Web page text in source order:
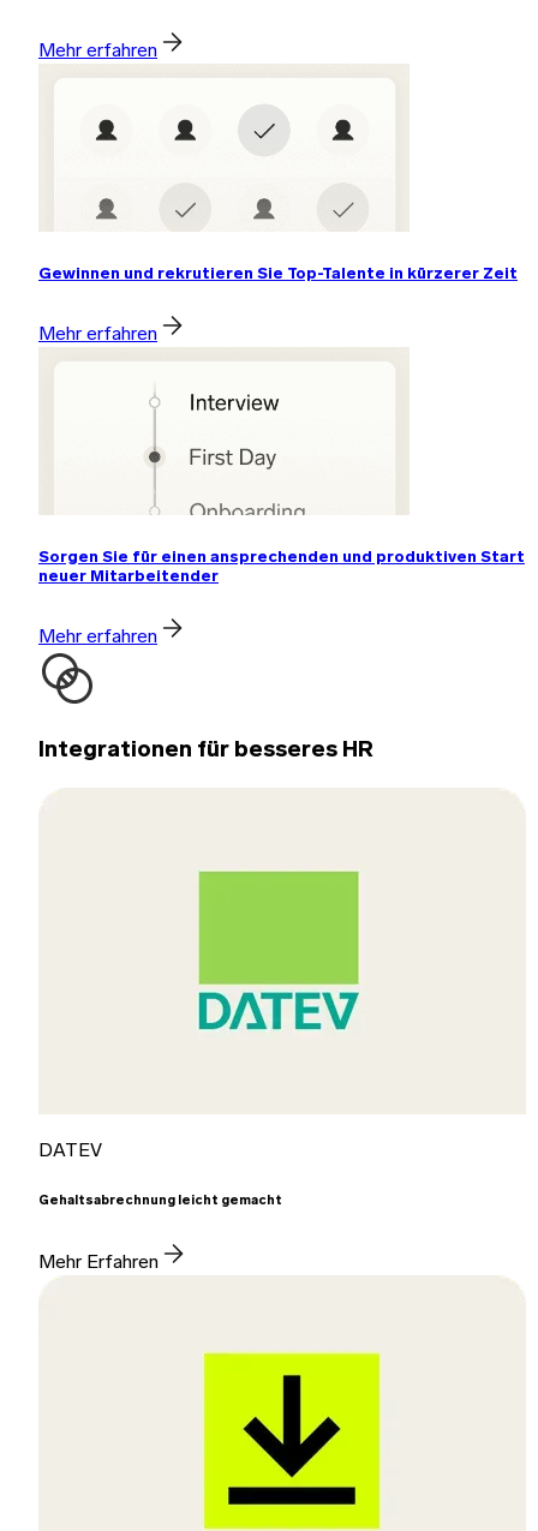
Mehr erfahren
Gewinnen und rekrutieren Sie Top-Talente in kürzerer Zeit
Mehr erfahren
Sorgen Sie für einen ansprechenden und produktiven Start
neuer Mitarbeitender
Mehr erfahren
Integrationen für besseres HR
DATEV
Gehaltsabrechnung leicht gemacht
Mehr Erfahren